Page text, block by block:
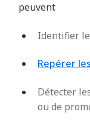
peuvent
Identifier
Repérer
Détecter
ou de